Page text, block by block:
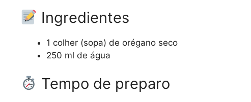
Ingredientes
1 colher (sopa) de orégano seco
250 ml de água
Tempo de preparo